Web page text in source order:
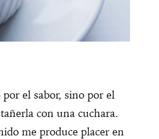
el sabor, sino por el
con una cuchara.
me produce placer en